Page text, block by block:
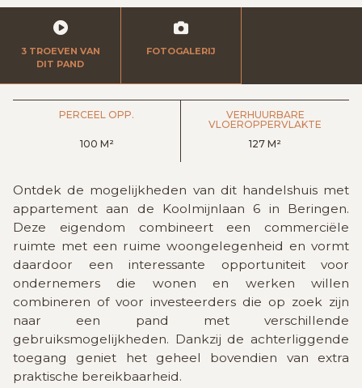
3 TROEVEN VAN
DIT PAND
FOTOGALERIJ
PERCEEL OPP.
100 M²
VERHUURBARE
VLOEROPPERVLAKTE
127 M²
Ontdek de mogelijkheden van dit handelshuis met
appartement aan de Koolmijnlaan 6 in Beringen.
Deze eigendom combineert een commerciële
ruimte met een ruime woongelegenheid en vormt
daardoor een interessante opportuniteit voor
ondernemers die wonen en werken willen
combineren of voor investeerders die op zoek zijn
naar een pand met verschillende
gebruiksmogelijkheden. Dankzij de achterliggende
toegang geniet het geheel bovendien van extra
praktische bereikbaarheid.